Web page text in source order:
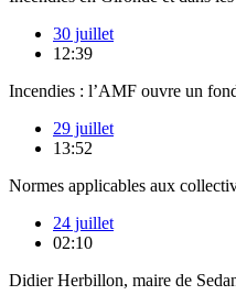
30 juillet
12:39
Incendies : l’AMF ouvre un
29 juillet
13:52
Normes applicables aux
24 juillet
02:10
Didier Herbillon, maire de